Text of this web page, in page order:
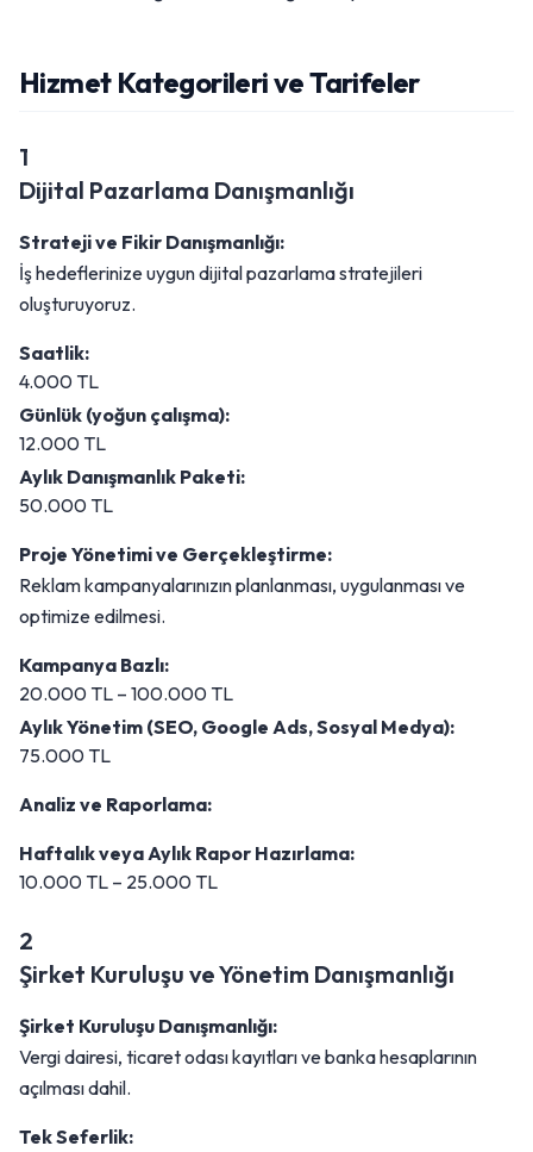
Hizmet Kategorileri ve Tarifeler
1
Dijital Pazarlama Danışmanlığı
Strateji ve Fikir Danışmanlığı:
İş hedeflerinize uygun dijital pazarlama stratejileri
oluşturuyoruz.
Saatlik:
4.000 TL
Günlük (yoğun çalışma):
12.000 TL
Aylık Danışmanlık Paketi:
50.000 TL
Proje Yönetimi ve Gerçekleştirme:
Reklam kampanyalarınızın planlanması, uygulanması ve
optimize edilmesi.
Kampanya Bazlı:
20.000 TL – 100.000 TL
Aylık Yönetim (SEO, Google Ads, Sosyal Medya):
75.000 TL
Analiz ve Raporlama:
Haftalık veya Aylık Rapor Hazırlama:
10.000 TL – 25.000 TL
2
Şirket Kuruluşu ve Yönetim Danışmanlığı
Şirket Kuruluşu Danışmanlığı:
Vergi dairesi, ticaret odası kayıtları ve banka hesaplarının
açılması dahil.
Tek Seferlik: